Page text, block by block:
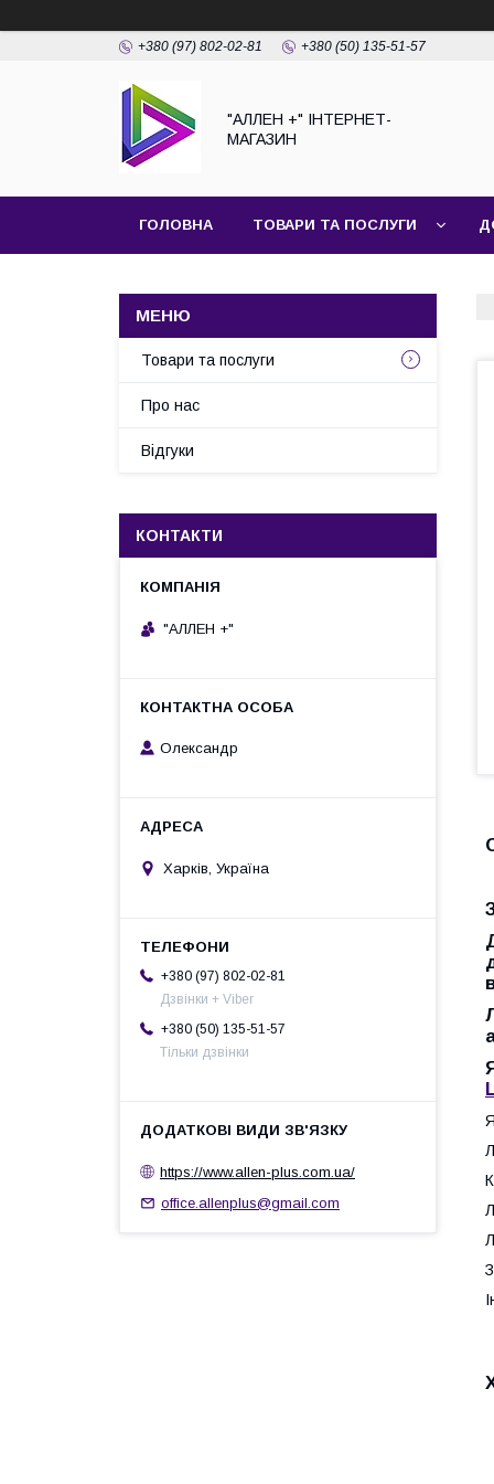
+380 (97) 802-02-81 +380 (50) 135-51-57
"АЛЛЕН +" ІНТЕРНЕТ-
МАГАЗИН
ГОЛОВНА ТОВАРИ ТА ПОСЛУГИ
Товари та послуги
Про нас
Відгуки
КОНТАКТИ
"АЛЛЕН +"
Олександр
Харків, Україна
+380 (97) 802-02-81
Дзвінки + Viber
+380 (50) 135-51-57
Тільки дзвінки
https://www.allen-plus.com.ua/
office.allenplus@gmail.com